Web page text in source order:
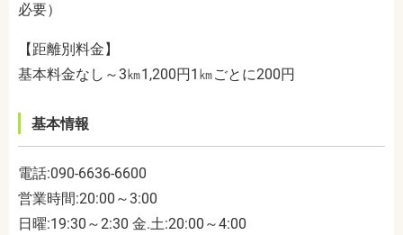
必要）
【距離別料金】
基本料金なし～3㎞1,200円1 ㎞ごとに200円
基本情報
電話:090-6636-6600
営業時間:20:00～3:00
日曜:19:30～2:30 金.土:20:00～4:00